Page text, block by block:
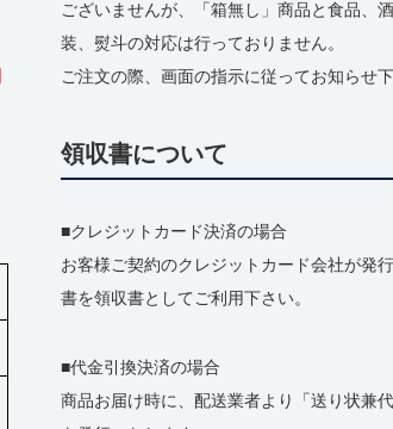
ございませんが、「箱無し」商品と食品、
装、熨斗の対応は行っておりません。
ご注文の際、画面の指示に従ってお知らせ下
領収書について
クレジットカード決済の場合
お客様ご契約のクレジットカード会社が発
書を領収書としてご利用下さい。
代金引換決済の場合
商品お届け時に、配送業者より「送り状兼代